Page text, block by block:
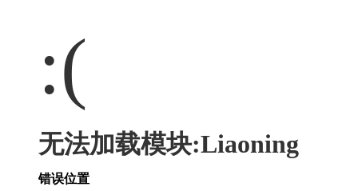
:(
无法加载模块:Liaoning
错误位置